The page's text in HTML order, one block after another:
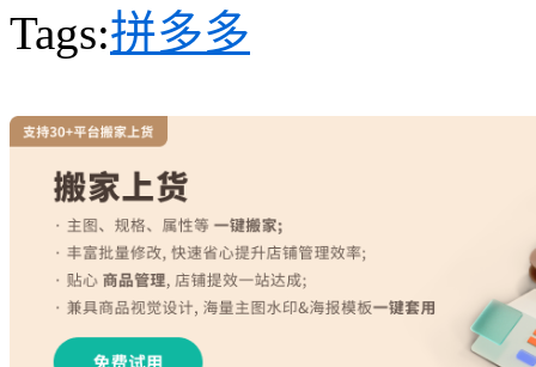
Tags:拼多多